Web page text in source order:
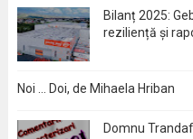
Bilanț 2025:
reziliență și
Noi … Doi, de Mihaela Hriban
Domnu